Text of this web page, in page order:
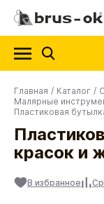
Главная / Каталог /
Малярные
Пластиковая
красок и
В избранное